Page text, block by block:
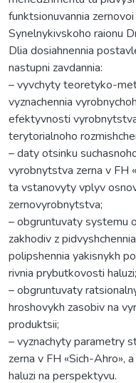
funktsionuvannia
Synelnykivskoho raionu
Dlia dosiahnennia
nastupni zavdannia:
– vyvchyty teoretyko-
vyznachennia
efektyvnosti
terytorialnoho
– daty otsinku
vyrobnytstva zerna v FH
ta vstanovyty vplyv
zernovyrobnytstva;
– obgruntuvaty systemu
zakhodiv z
polipshennia yakisnykh
rivnia prybutkovosti haluzi;
– obgruntuvaty
hroshovykh zasobiv na
produktsii;
– vyznachyty parametry
zerna v FH «Sich-Ahro»,
haluzi na perspektyvu.